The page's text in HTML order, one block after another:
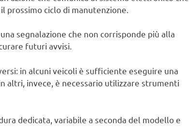
prossimo ciclo di manutenzione.
segnalazione che non corrisponde più alla
futuri avvisi.
in alcuni veicoli è sufficiente eseguire una
altri, invece, è necessario utilizzare strumenti
dedicata, variabile a seconda del modello e